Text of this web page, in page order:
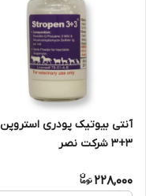
آنتی بیوتیک پودری استروپن
3+3 شرکت نصر
228,000